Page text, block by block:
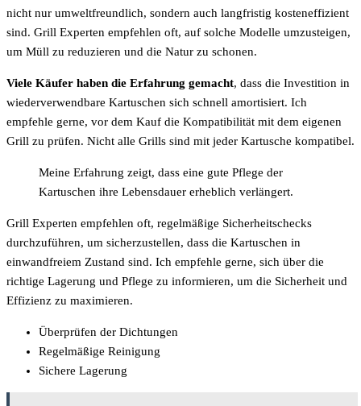
nicht nur umweltfreundlich, sondern auch langfristig kosteneffizient
sind. Grill Experten empfehlen oft, auf solche Modelle umzusteigen,
um Müll zu reduzieren und die Natur zu schonen.
Viele Käufer haben die Erfahrung gemacht, dass die Investition in
wiederverwendbare Kartuschen sich schnell amortisiert. Ich
empfehle gerne, vor dem Kauf die Kompatibilität mit dem eigenen
Grill zu prüfen. Nicht alle Grills sind mit jeder Kartusche kompatibel.
Meine Erfahrung zeigt, dass eine gute Pflege der
Kartuschen ihre Lebensdauer erheblich verlängert.
Grill Experten empfehlen oft, regelmäßige Sicherheitschecks
durchzuführen, um sicherzustellen, dass die Kartuschen in
einwandfreiem Zustand sind. Ich empfehle gerne, sich über die
richtige Lagerung und Pflege zu informieren, um die Sicherheit und
Effizienz zu maximieren.
Überprüfen der Dichtungen
Regelmäßige Reinigung
Sichere Lagerung